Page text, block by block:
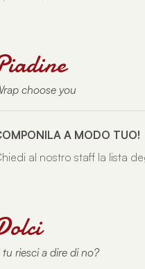
choose you
A MODO TUO!
al nostro staff la lista
tu riesci a dire di no?